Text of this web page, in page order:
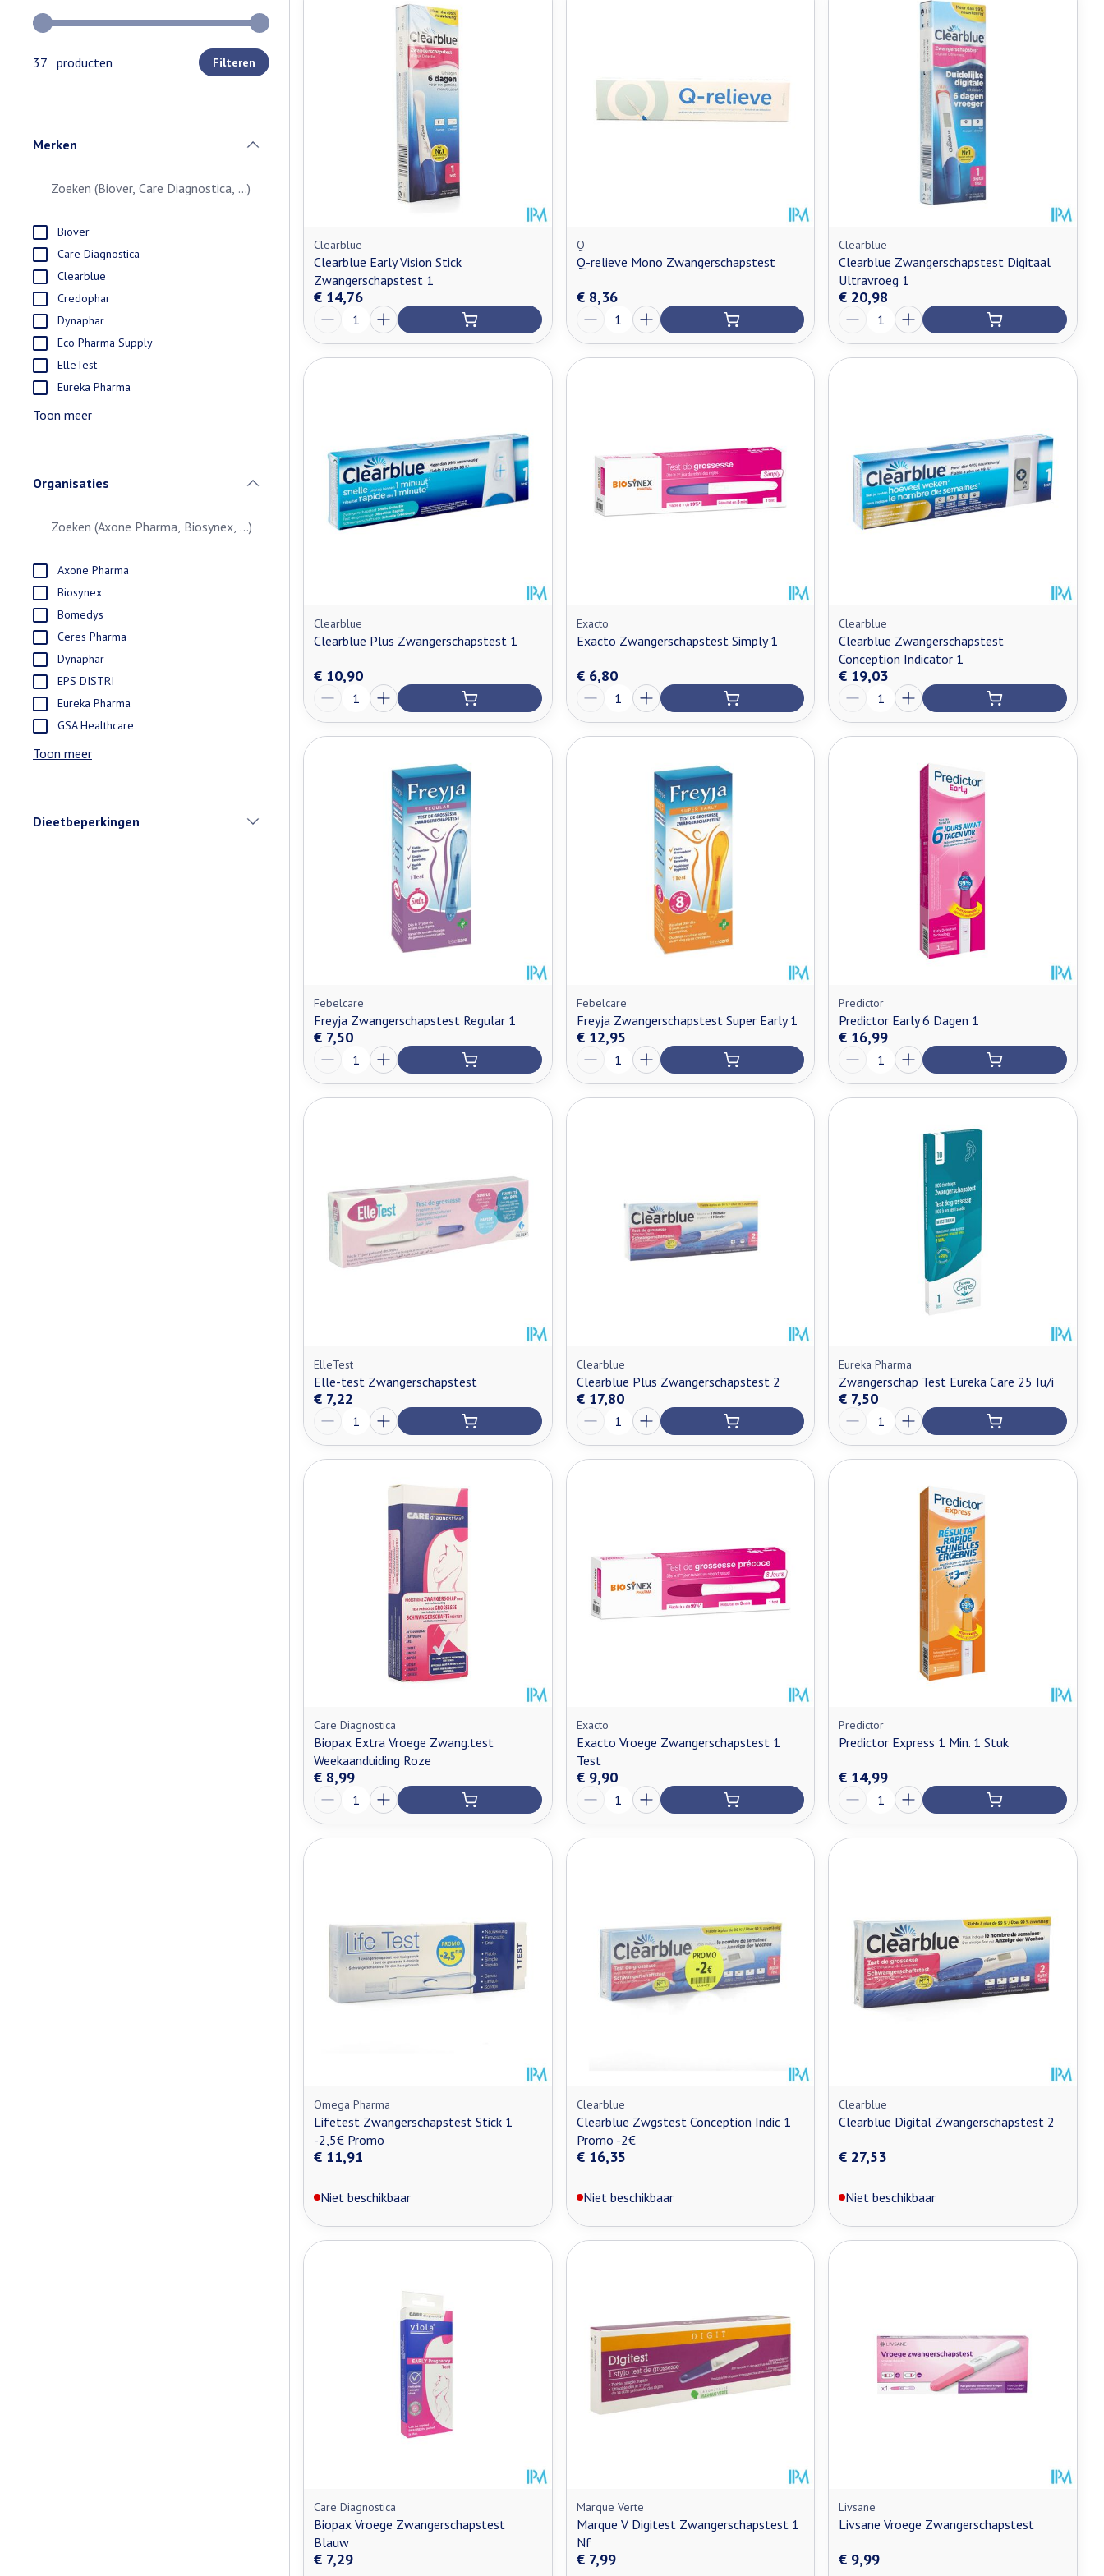
Gebruik de pijltjestoetsen links en rechts om de minimale en maximale prijswaarden aan te passen.
37 producten Filteren
Merken
Biover
Care Diagnostica
Clearblue
Credophar
Dynaphar
Eco Pharma Supply
ElleTest
Eureka Pharma
Toon meer
Organisaties
Axone Pharma
Biosynex
Bomedys
Ceres Pharma
Dynaphar
EPS DISTRI
Eureka Pharma
GSA Healthcare
Toon meer
Dieetbeperkingen
Clearblue
Clearblue Early Vision Stick
Zwangerschapstest 1
€ 14,76
Q
Q-relieve Mono Zwangerschapstest
€ 8,36
Clearblue
Clearblue Zwangerschapstest Digitaal
Ultravroeg 1
€ 20,98
Clearblue
Clearblue Plus Zwangerschapstest 1
€ 10,90
Exacto
Exacto Zwangerschapstest Simply 1
€ 6,80
Aantal
Clearblue
Clearblue Zwangerschapstest
Conception Indicator 1
€ 19,03
Aantal
Febelcare
Freyja Zwangerschapstest Regular 1
€ 7,50
Febelcare
Freyja Zwangerschapstest Super Early 1
€ 12,95
Aantal
Predictor
Predictor Early 6 Dagen 1
€ 16,99
Aantal
ElleTest
Elle-test Zwangerschapstest
€ 7,22
Clearblue
Clearblue Plus Zwangerschapstest 2
€ 17,80
Eureka Pharma
Zwangerschap Test Eureka Care 25 Iu/i
€ 7,50
Care Diagnostica
Biopax Extra Vroege Zwang.test
Weekaanduiding Roze
€ 8,99
Exacto
Exacto Vroege Zwangerschapstest 1
Test
€ 9,90
Aantal
Predictor
Predictor Express 1 Min. 1 Stuk
€ 14,99
Aantal
Omega Pharma
Lifetest Zwangerschapstest Stick 1
-2,5€ Promo
€ 11,91
Niet beschikbaar
Clearblue
Clearblue Zwgstest Conception Indic 1
Promo -2€
€ 16,35
Niet beschikbaar
Clearblue
Clearblue Digital Zwangerschapstest 2
€ 27,53
Niet beschikbaar
Care Diagnostica
Biopax Vroege Zwangerschapstest
Blauw
€ 7,29
Marque Verte
Marque V Digitest Zwangerschapstest 1
Nf
€ 7,99
Livsane
Livsane Vroege Zwangerschapstest
€ 9,99